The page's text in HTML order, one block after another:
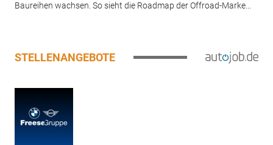
Baureihen wachsen. So sieht die Roadmap der Offroad-Marke...
STELLENANGEBOTE